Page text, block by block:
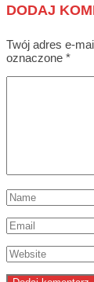
DODAJ
Twój adres e-
oznaczone *